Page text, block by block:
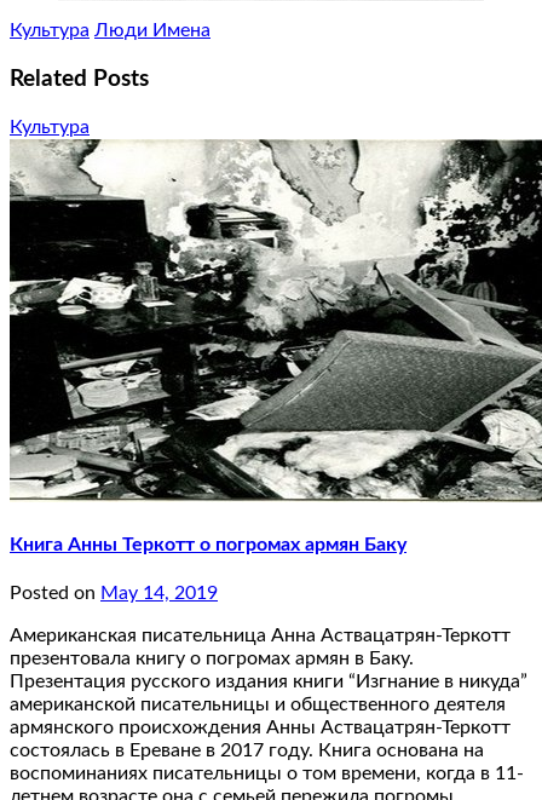
Культура Люди Имена
Related Posts
Культура
Книга Анны Теркотт о погромах армян Баку
Posted on May 14, 2019
Американская писательница Анна Аствацатрян-Теркотт
презентовала книгу о погромах армян в Баку.
Презентация русского издания книги “Изгнание в никуда”
американской писательницы и общественного деятеля
армянского происхождения Анны Аствацатрян-Теркотт
состоялась в Ереване в 2017 году. Книга основана на
воспоминаниях писательницы о том времени, когда в 11-